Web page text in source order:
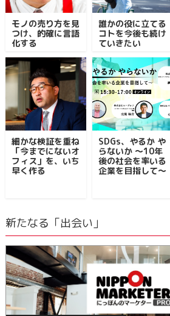
モノの売り方を見
つけ、的確に言語
化する
誰かの役に立てる
コトを今後も続け
ていきたい
細かな検証を重ね
「今までにないオ
フィス」を、いち
早く作る
SDGs、やるか や
らないか ～10年
後の社会を率いる
企業を目指して～
新たなる「出会い」